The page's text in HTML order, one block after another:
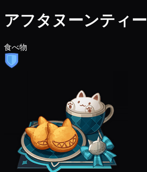
アフタヌーンティー
食べ物